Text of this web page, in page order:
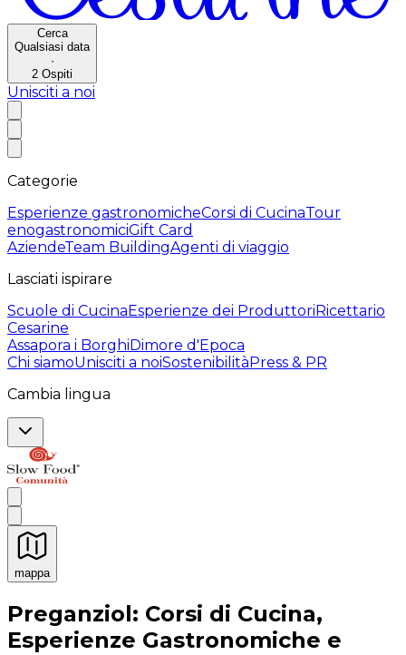
Cerca
Qualsiasi data
·
2 Ospiti
Unisciti a noi
Categorie
Esperienze gastronomicheCorsi di CucinaTour
enogastronomiciGift Card
AziendeTeam BuildingAgenti di viaggio
Lasciati ispirare
Scuole di CucinaEsperienze dei ProduttoriRicettario
Cesarine
Assapora i BorghiDimore d'Epoca
Chi siamoUnisciti a noiSostenibilitàPress & PR
Cambia lingua
mappa
Esperienze culinarie indimenticabili: Esperienze
Preganziol: Corsi di Cucina,
Esperienze Gastronomiche e